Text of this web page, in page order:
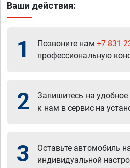
Ваши действия:
1 Позвоните нам +7 831
профессиональную
2
Запишитесь на
к нам в сервис на
3
Оставьте автомобиль
индивидуальной